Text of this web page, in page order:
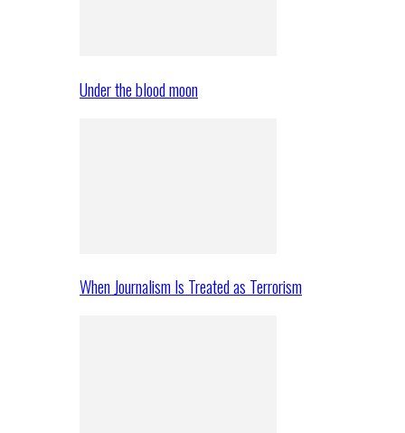
Under the blood moon
When Journalism Is Treated as Terrorism